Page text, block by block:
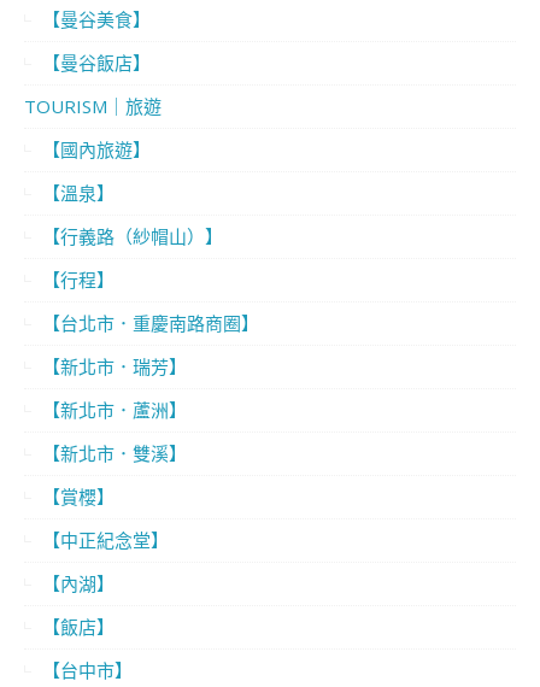
【曼谷美食】
【曼谷飯店】
TOURISM｜旅遊
【國內旅遊】
【溫泉】
【行義路（紗帽山）】
【行程】
【台北市．重慶南路商圈】
【新北市．瑞芳】
【新北市．蘆洲】
【新北市．雙溪】
【賞櫻】
【中正紀念堂】
【內湖】
【飯店】
【台中市】